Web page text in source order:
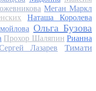
Меган Маркл
Наташа Королева
Ольга Бузова
Прохор Шаляпин Рианна
Лазарев
Тимати